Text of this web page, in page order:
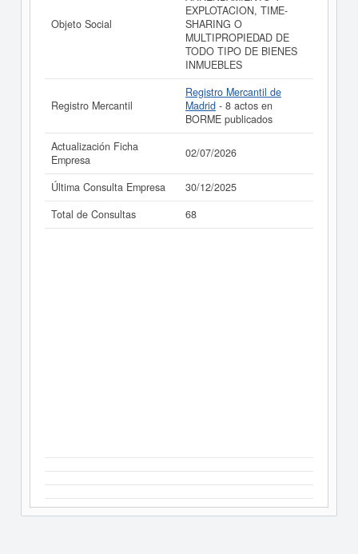
Objeto Social
EXPLOTACION, TIME-
SHARING O
MULTIPROPIEDAD DE
TODO TIPO DE BIENES
INMUEBLES
Registro Mercantil
Registro Mercantil de
Madrid - 8 actos en
BORME publicados
Actualización Ficha
Empresa
02/07/2026
Última Consulta Empresa
30/12/2025
Total de Consultas
68